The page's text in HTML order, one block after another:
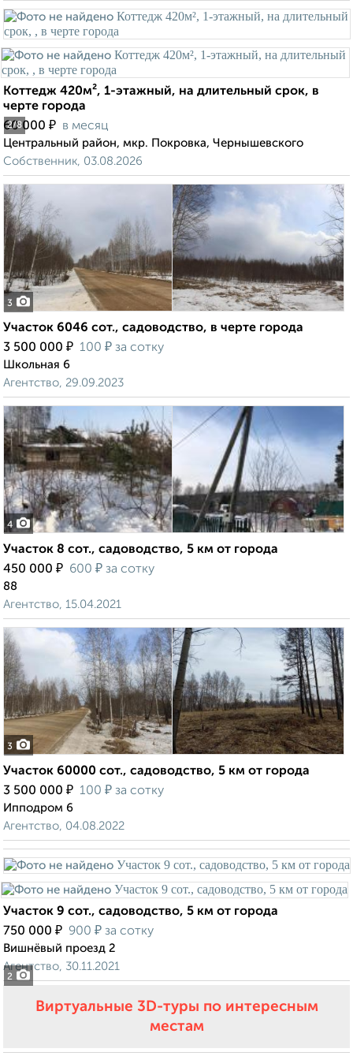
2/8
Коттедж 420м², 1-этажный, на длительный срок, в
черте города
60 000 ₽ в месяц
Центральный район, мкр. Покровка, Чернышевского
Собственник, 03.08.2026
3
Участок 6046 сот., садоводство, в черте города
3 500 000 ₽ 100 ₽ за сотку
Школьная 6
Агентство, 29.09.2023
4
Участок 8 сот., садоводство, 5 км от города
450 000 ₽ 600 ₽ за сотку
88
Агентство, 15.04.2021
3
Участок 60000 сот., садоводство, 5 км от города
3 500 000 ₽ 100 ₽ за сотку
Ипподром 6
Агентство, 04.08.2022
2
Участок 9 сот., садоводство, 5 км от города
750 000 ₽ 900 ₽ за сотку
Вишнёвый проезд 2
Агентство, 30.11.2021
Виртуальные 3D-туры по интересным
местам